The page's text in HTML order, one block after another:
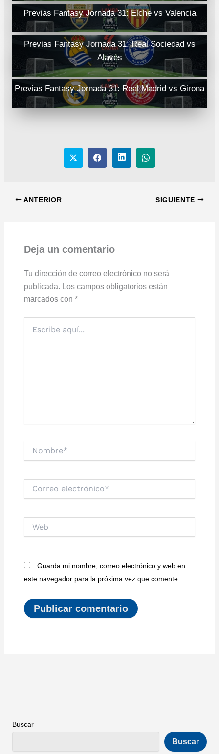
Previas Fantasy Jornada 31: Elche vs Valencia
Previas Fantasy Jornada 31: Real Sociedad vs
Alavés
Previas Fantasy Jornada 31: Real Madrid vs Girona
ANTERIOR SIGUIENTE
Deja un comentario
Tu dirección de correo electrónico no será
publicada. Los campos obligatorios están
marcados con *
aquí...
electrónico*
Guarda mi nombre, correo electrónico y web en
este navegador para la próxima vez que comente.
Buscar
Buscar